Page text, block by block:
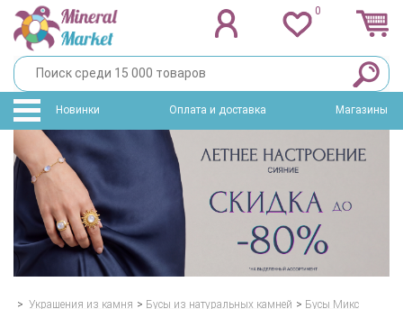
0
Новинки Оплата и доставка Магазины
> Украшения из камня > Бусы из натуральных камней > Бусы Микс